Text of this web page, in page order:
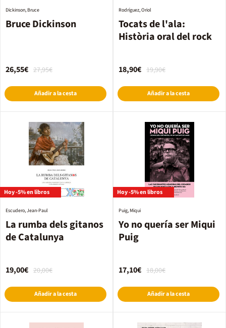
Bruce Dickinson
Dickinson, Bruce
27,95€
26,55€
Añadir a la cesta
Tocats de l'ala:
Història oral del rock
Rodríguez, Oriol
19,90€
18,90€
Añadir a la cesta
Hoy -5% en libros
La rumba dels gitanos
de Catalunya
Escudero, Jean-Paul
20,00€
19,00€
Añadir a la cesta
Hoy -5% en libros
Yo no quería ser Miqui
Puig
Puig, Miqui
18,00€
17,10€
Añadir a la cesta